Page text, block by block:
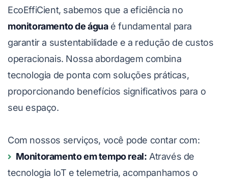
EcoEffiCient, sabemos que a eficiência no
monitoramento de águaé fundamental para
garantir a sustentabilidade e a redução de custos
operacionais. Nossa abordagem combina
tecnologia de ponta com soluções práticas,
proporcionando benefícios significativos para o
seu espaço.
Com nossos serviços, você pode contar com:
Monitoramento em tempo real: Através de
tecnologia IoT e telemetria, acompanhamos o